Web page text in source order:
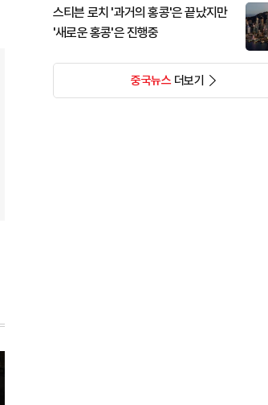
스티븐 로치 '과거의 홍콩'은 끝났지만
'새로운 홍콩'은 진행중
중국뉴스더보기